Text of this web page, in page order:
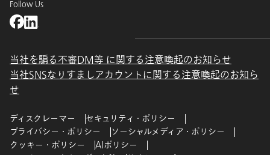
Follow Us
当社を騙る不審DM等 に関する注意喚起のお知らせ
当社SNSなりすましアカウントに関する注意喚起のお知ら
せ
ディスクレーマー
セキュリティ・ポリシー
プライバシー・ポリシー
ソーシャルメディア・ポリシー
クッキー・ポリシー
AIポリシー